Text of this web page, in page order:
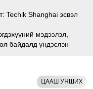
Techik Shanghai эсвэл
мэдээлэл,
байдалд үндэслэн
баталгаа (насан
мэргэжлийн видео
ЦААШ УНШИХ